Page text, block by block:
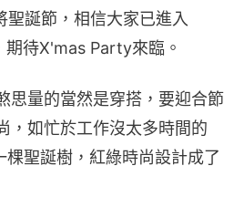
聖誕節，相信大家已進入
待X'mas Party來臨。
思量的當然是穿搭，要迎合節
，如忙於工作沒太多時間的
聖誕樹，紅綠時尚設計成了